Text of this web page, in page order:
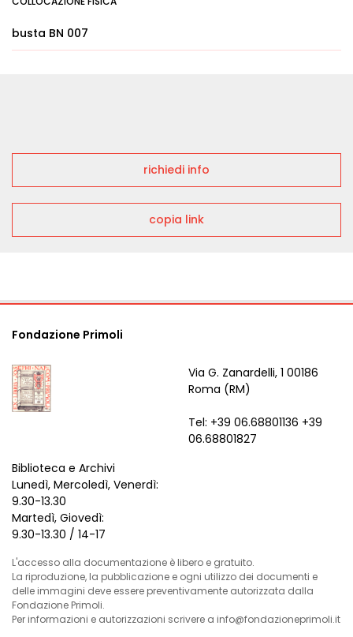
busta BN 007
richiedi info
copia link
Fondazione Primoli
Via G. Zanardelli, 1 00186
Roma (RM)
Tel: +39 06.68801136 +39
06.68801827
Biblioteca e Archivi
Lunedì, Mercoledì, Venerdì:
9.30-13.30
Martedì, Giovedì:
9.30-13.30 / 14-17
L'accesso alla documentazione è libero e gratuito.
La riproduzione, la pubblicazione e ogni utilizzo dei documenti e
delle immagini deve essere preventivamente autorizzata dalla
Fondazione Primoli.
Per informazioni e autorizzazioni scrivere a info@fondazioneprimoli.it